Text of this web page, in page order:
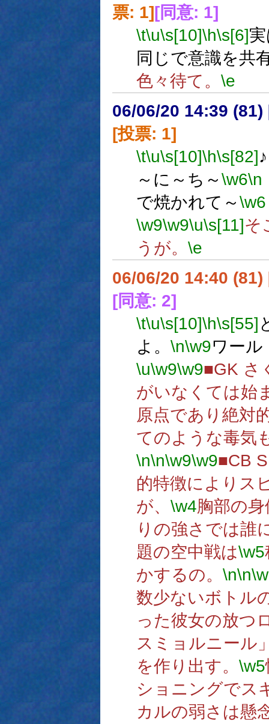
票: 1][同意: 1]
\t\u\s[10]\h\s[6]
同じで意識を共
色々待て。 \e
06/06/20 14:39 (81)
[投票: 1]
\t\u\s[10]\h\s[82]
～に～ち～\w6\n
で焼かれて～\w6
\w9\w9\u\s[11]そ
うが。 \e
06/06/20 14:40 (81)
[同意: 2]
\t\u\s[10]\h\s[55]
よ。 \n\w9ワール
\u\w9\w9■GK さ
がいなくては始
原点であり絶対
てのような毒気
\n\n\w9\w9■CB
的特徴によりス
が、 \w4胸部の
りの強さでは誰
題の空中戦は\w5
かするの。 \n\n
数少ないボトル
った彼女の放つ
スミョルニール
を作り出す。 \w5
ショニングでス
カルの弱さは懸